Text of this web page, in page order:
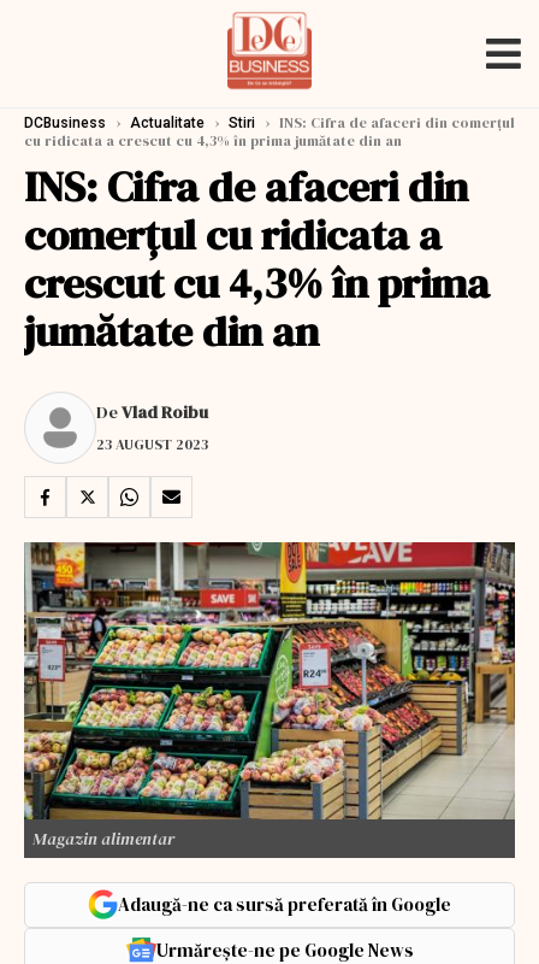
DCBusiness › Actualitate › Stiri › INS: Cifra de afaceri din comerțul
cu ridicata a crescut cu 4,3% în prima jumătate din an
INS: Cifra de afaceri din
comerțul cu ridicata a
crescut cu 4,3% în prima
jumătate din an
DeVlad Roibu
23 AUGUST 2023
Magazin alimentar
Adaugă-ne ca sursă preferată în Google
Urmărește-ne pe Google News